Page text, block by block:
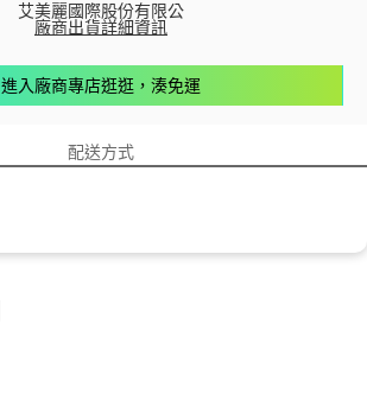
艾美麗國際股份有限公
廠商出貨詳細資訊
進入廠商專店逛逛，湊免運
配送方式